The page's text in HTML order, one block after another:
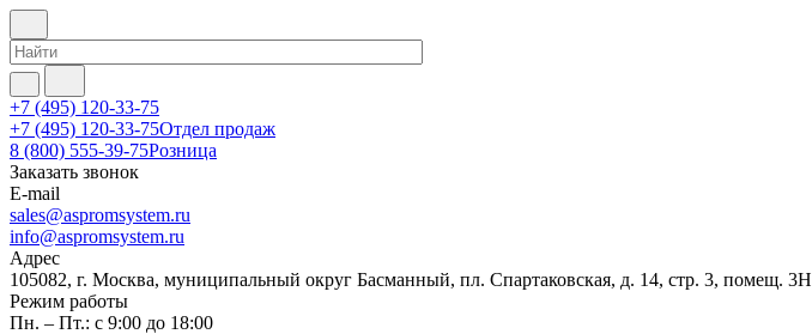
+7 (495) 120-33-75
+7 (495) 120-33-75Отдел продаж
8 (800) 555-39-75Розница
Заказать звонок
E-mail
sales@aspromsystem.ru
info@aspromsystem.ru
Адрес
105082, г. Москва, муниципальный округ Басманный, пл. Спартаковская, д. 14, стр. 3, помещ. 3Н
Режим работы
Пн. – Пт.: с 9:00 до 18:00